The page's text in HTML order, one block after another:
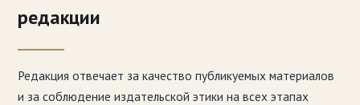
редакции
Редакция отвечает за качество публикуемых материалов
и за соблюдение издательской этики на всех этапах